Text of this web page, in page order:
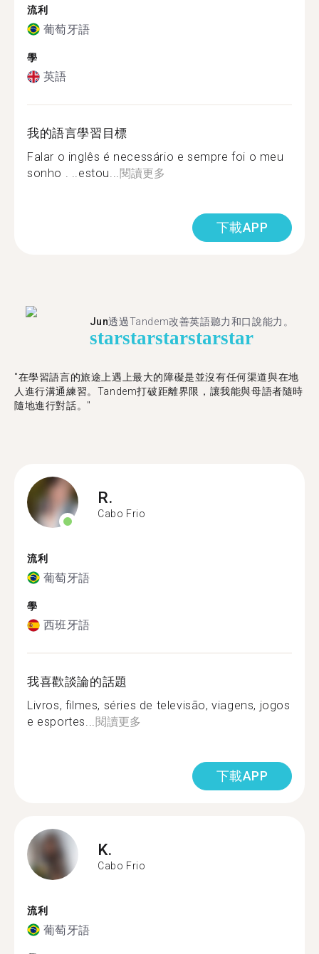
流利
葡萄牙語
學
英語
我的語言學習目標
Falar o inglês é necessário e sempre foi o meu
sonho . ..estou...閱讀更多
下載APP
Jun透過Tandem改善英語聽力和口說能力。
starstarstarstarstar
"在學習語言的旅途上遇上最大的障礙是並沒有任何渠道與在地
人進行溝通練習。Tandem打破距離界限，讓我能與母語者隨時
隨地進行對話。"
R.
Cabo Frio
流利
葡萄牙語
學
西班牙語
我喜歡談論的話題
Livros, filmes, séries de televisão, viagens, jogos
e esportes...閱讀更多
下載APP
K.
Cabo Frio
流利
葡萄牙語